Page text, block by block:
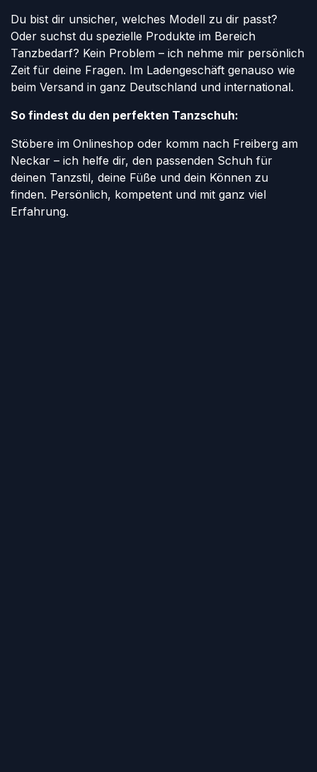
Du bist dir unsicher, welches Modell zu dir passt?
Oder suchst du spezielle Produkte im Bereich
Tanzbedarf? Kein Problem – ich nehme mir persönlich
Zeit für deine Fragen. Im Ladengeschäft genauso wie
beim Versand in ganz Deutschland und international.
So findest du den perfekten Tanzschuh:
Stöbere im Onlineshop oder komm nach Freiberg am
Neckar – ich helfe dir, den passenden Schuh für
deinen Tanzstil, deine Füße und dein Können zu
finden. Persönlich, kompetent und mit ganz viel
Erfahrung.